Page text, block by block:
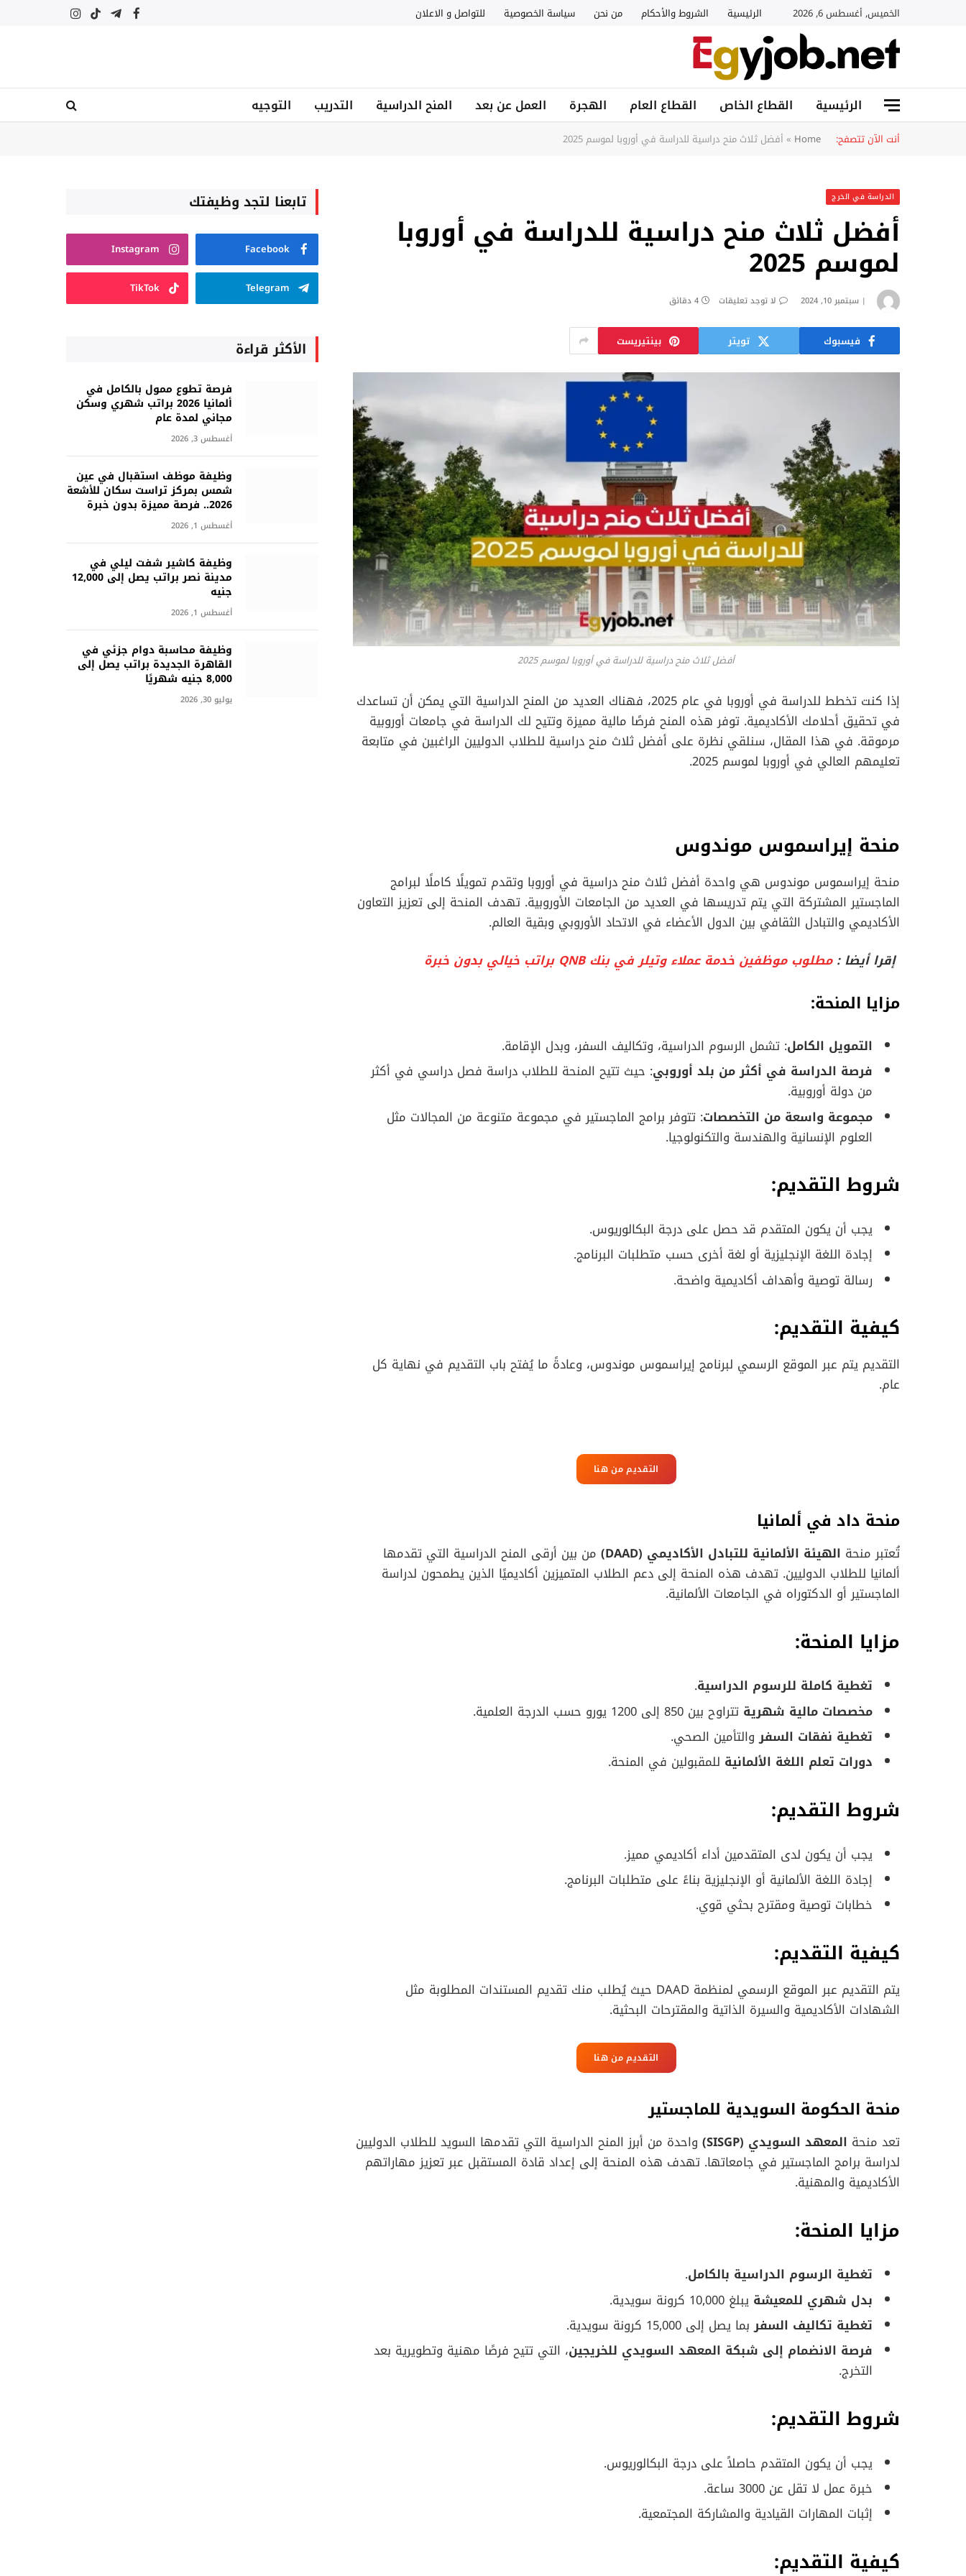
الخميس, أغسطس 6, 2026 الرئيسية الشروط والأحكام من نحن سياسة الخصوصية للتواصل و الاعلان فيسبوكتيلقرامتيكتوكالانستغرام
الرئيسية القطاع الخاص القطاع العام الهجرة العمل عن بعد المنح الدراسية التدريب التوجيه
أنت الآن تتصفح: Home
» أفضل ثلاث منح دراسية للدراسة في أوروبا لموسم 2025
الدراسة في الخرج
أفضل ثلاث منح دراسية للدراسة في أوروبا
لموسم 2025
سبتمبر 10, 2024 لا توجد تعليقات 4 دقائق
فيسبوك تويتر بينتيريست
أفضل ثلاث منح دراسية للدراسة في أوروبا لموسم 2025
إذا كنت تخطط للدراسة في أوروبا في عام 2025، فهناك العديد من المنح الدراسية التي يمكن أن تساعدك
في تحقيق أحلامك الأكاديمية. توفر هذه المنح فرصًا مالية مميزة وتتيح لك الدراسة في جامعات أوروبية
مرموقة. في هذا المقال، سنلقي نظرة على أفضل ثلاث منح دراسية للطلاب الدوليين الراغبين في متابعة
تعليمهم العالي في أوروبا لموسم 2025.
منحة إيراسموس موندوس
منحة إيراسموس موندوس هي واحدة أفضل ثلاث منح دراسية في أوروبا وتقدم تمويلًا كاملًا لبرامج
الماجستير المشتركة التي يتم تدريسها في العديد من الجامعات الأوروبية. تهدف المنحة إلى تعزيز التعاون
الأكاديمي والتبادل الثقافي بين الدول الأعضاء في الاتحاد الأوروبي وبقية العالم.
إقرا أيضا :مطلوب موظفين خدمة عملاء وتيلر في بنك QNB براتب خيالي بدون خبرة
مزايا المنحة:
التمويل الكامل: تشمل الرسوم الدراسية، وتكاليف السفر، وبدل الإقامة.
فرصة الدراسة في أكثر من بلد أوروبي: حيث تتيح المنحة للطلاب دراسة فصل دراسي في أكثر
من دولة أوروبية.
مجموعة واسعة من التخصصات: تتوفر برامج الماجستير في مجموعة متنوعة من المجالات مثل
العلوم الإنسانية والهندسة والتكنولوجيا.
شروط التقديم:
يجب أن يكون المتقدم قد حصل على درجة البكالوريوس.
إجادة اللغة الإنجليزية أو لغة أخرى حسب متطلبات البرنامج.
رسالة توصية وأهداف أكاديمية واضحة.
كيفية التقديم:
التقديم يتم عبر الموقع الرسمي لبرنامج إيراسموس موندوس، وعادةً ما يُفتح باب التقديم في نهاية كل
عام.
التقديم من هنا
منحة داد في ألمانيا
تُعتبر منحة الهيئة الألمانية للتبادل الأكاديمي (DAAD)
من بين أرقى المنح الدراسية التي تقدمها
ألمانيا للطلاب الدوليين. تهدف هذه المنحة إلى دعم الطلاب المتميزين أكاديميًا الذين يطمحون لدراسة
الماجستير أو الدكتوراه في الجامعات الألمانية.
مزايا المنحة:
تغطية كاملة للرسوم الدراسية.
مخصصات مالية شهرية تتراوح بين 850 إلى 1200 يورو حسب الدرجة العلمية.
تغطية نفقات السفروالتأمين الصحي.
دورات تعلم اللغة الألمانية للمقبولين في المنحة.
شروط التقديم:
يجب أن يكون لدى المتقدمين أداء أكاديمي مميز.
إجادة اللغة الألمانية أو الإنجليزية بناءً على متطلبات البرنامج.
خطابات توصية ومقترح بحثي قوي.
كيفية التقديم:
يتم التقديم عبر الموقع الرسمي لمنظمة DAAD حيث يُطلب منك تقديم المستندات المطلوبة مثل
الشهادات الأكاديمية والسيرة الذاتية والمقترحات البحثية.
التقديم من هنا
منحة الحكومة السويدية للماجستير
تعد منحة المعهد السويدي (SISGP)
واحدة من أبرز المنح الدراسية التي تقدمها السويد للطلاب الدوليين
لدراسة برامج الماجستير في جامعاتها. تهدف هذه المنحة إلى إعداد قادة المستقبل عبر تعزيز مهاراتهم
الأكاديمية والمهنية.
مزايا المنحة:
تغطية الرسوم الدراسية بالكامل.
بدل شهري للمعيشة يبلغ 10,000 كرونة سويدية.
تغطية تكاليف السفربما يصل إلى 15,000 كرونة سويدية.
فرصة الانضمام إلى شبكة المعهد السويدي للخريجين، التي تتيح فرصًا مهنية وتطويرية بعد
التخرج.
شروط التقديم:
يجب أن يكون المتقدم حاصلاً على درجة البكالوريوس.
خبرة عمل لا تقل عن 3000 ساعة.
إثبات المهارات القيادية والمشاركة المجتمعية.
كيفية التقديم:
تابعنا لتجد وظيفتك
Facebook
Instagram
Telegram
TikTok
الأكثر قراءة
فرصة تطوع ممول بالكامل في
ألمانيا 2026 براتب شهري وسكن
مجاني لمدة عام
أغسطس 3, 2026
وظيفة موظف استقبال في عين
شمس بمركز تراست سكان للأشعة
2026.. فرصة مميزة بدون خبرة
أغسطس 1, 2026
وظيفة كاشير شفت ليلي في
مدينة نصر براتب يصل إلى 12,000
جنيه
أغسطس 1, 2026
وظيفة محاسبة دوام جزئي في
القاهرة الجديدة براتب يصل إلى
8,000 جنيه شهريًا
يوليو 30, 2026